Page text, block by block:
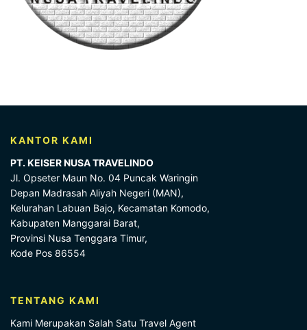
KANTOR KAMI
PT. KEISER NUSA TRAVELINDO
Jl. Opseter Maun No. 04 Puncak Waringin
Depan Madrasah Aliyah Negeri (MAN),
Kelurahan Labuan Bajo, Kecamatan Komodo,
Kabupaten Manggarai Barat,
Provinsi Nusa Tenggara Timur,
Kode Pos 86554
TENTANG KAMI
Kami Merupakan Salah Satu Travel Agent